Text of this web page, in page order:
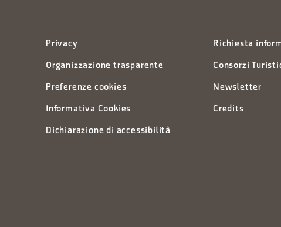
Privacy
Organizzazione trasparente
Preferenze cookies
Informativa Cookies
Dichiarazione di accessibilità
Richiesta
Consorzi
Newsletter
Credits